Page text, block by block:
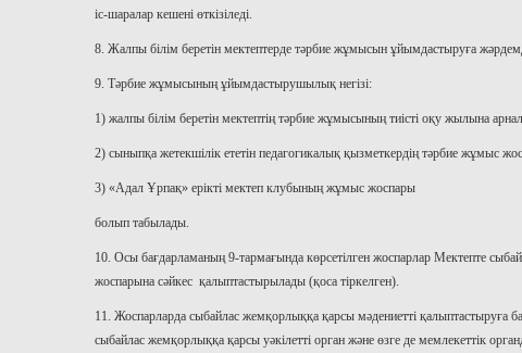
іс-шаралар кешені өткізіледі.
8. Жалпы білім беретін мектептерде тәрбие жұмысын ұйымдастыруға
9. Тәрбие жұмысының ұйымдастырушылық негізі:
1) жалпы білім беретін мектептің тәрбие жұмысының тиісті оқу жылына
2) сыныпқа жетекшілік ететін педагогикалық қызметкердің тәрбие жұмыс
3) «Адал Ұрпақ» ерікті мектеп клубының жұмыс жоспары
болып табылады.
10. Осы бағдарламаның 9-тармағында көрсетілген жоспарлар Мектепте
жоспарына сәйкес қалыптастырылады (қоса тіркелген).
11. Жоспарларда сыбайлас жемқорлыққа қарсы мәдениетті қалыптастыруға
сыбайлас жемқорлыққа қарсы уәкілетті орган және өзге де мемлекеттік